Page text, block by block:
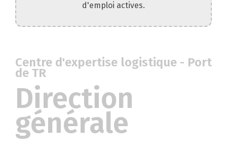
d'emploi actives.
Centre d'expertise logistique - Port
de TR
Direction
générale